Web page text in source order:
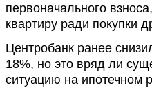
первоначального
квартиру ради покупки
Центробанк ранее
18%, но это вряд ли
ситуацию на ипотечном